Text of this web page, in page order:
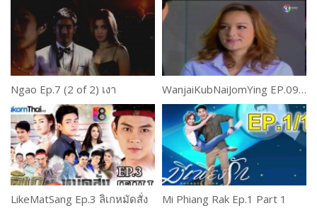
Ngao Ep.7 (2 of 2) เงา WanjaiKubNaiJomYing EP.09 หวานใจ กับ นายจอมหยิ่ง
LikeMatSang Ep.3 ลิเกหมัดสั่ง Mi Phiang Rak Ep.1 Part 1